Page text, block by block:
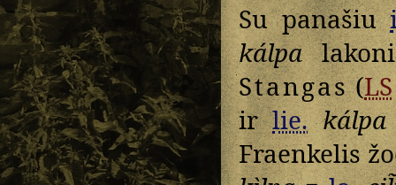
Su panašiu
kálpa
Stangas(LS
irlie. kálpa
Fraenkelis